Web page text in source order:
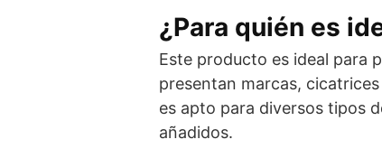
¿Para quién es
Este producto es ideal para
presentan marcas,
es apto para diversos tipos
añadidos.